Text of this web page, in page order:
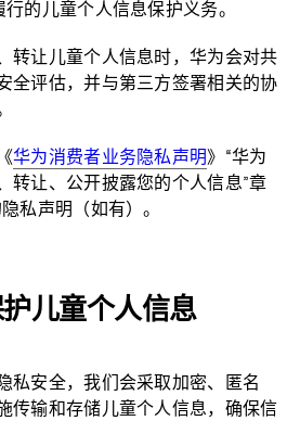
行的儿童个人信息保护义务。
转让儿童个人信息时，华为会对共
全评估，并与第三方签署相关的协
华为消费者业务隐私声明》“华为
转让、公开披露您的个人信息”章
私声明 （如有）。
儿童个人信息
私安全，我们会采取加密、匿名
传输和存储儿童个人信息，确保信